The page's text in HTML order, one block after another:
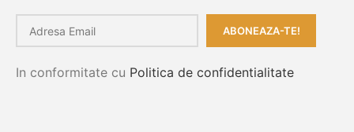
In conformitate cu Politica de confidentialitate